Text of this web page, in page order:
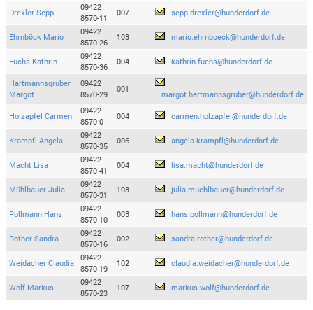
Drexler Sepp
09422
8570-11
007 sepp.drexler@hunderdorf.de
Ehrnböck Mario
09422
8570-26
103 mario.ehrnboeck@hunderdorf.de
Fuchs Kathrin
09422
8570-36
004 kathrin.fuchs@hunderdorf.de
Hartmannsgruber
Margot
09422
8570-29
001
margot.hartmannsgruber@hunderdorf.de
Holzapfel Carmen
09422
8570-0
004 carmen.holzapfel@hunderdorf.de
Krampfl Angela
09422
8570-35
006 angela.krampfl@hunderdorf.de
Macht Lisa
09422
8570-41
004 lisa.macht@hunderdorf.de
Mühlbauer Julia
09422
8570-31
103 julia.muehlbauer@hunderdorf.de
Pollmann Hans
09422
8570-10
003 hans.pollmann@hunderdorf.de
Rother Sandra
09422
8570-16
002 sandra.rother@hunderdorf.de
Weidacher Claudia
09422
8570-19
102 claudia.weidacher@hunderdorf.de
Wolf Markus
09422
8570-23
107 markus.wolf@hunderdorf.de